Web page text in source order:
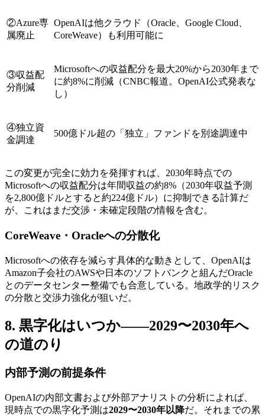
②Azure専
属廃止
OpenAIは他クラウド（Oracle、Google Cloud、
CoreWeave）も利用可能に
③収益配
分削減
Microsoftへの収益配分を最大20%から2030年まで
に約8%に削減（CNBC報道。OpenAI公式発表な
し）
④独立資
金調達
500億ドル超の「独立」ファンドを別途調達中
この変更が完全に効力を発揮すれば、2030年時点での
Microsoftへの収益配分は年間収益の約8%（2030年収益予測
を2,800億ドルとすると約224億ドル）に抑制できる計算だ
が、これはまだ交渉・未確定段階の情報を含む。
CoreWeave・Oracleへの分散化
Microsoftへの依存を減らす具体的な動きとして、OpenAIは
Amazon子会社のAWSや日本のソフトバンクと組んだOracle
とのデータセンター整備でも合意している。地政学的リスク
の分散と交渉力強化が狙いだ。
8. 黒字化はいつか——2029〜2030年へ
の道のり
内部予測の前提条件
OpenAIの内部文書および外部アナリストの分析によれば、
現時点での黒字化予測は2029〜2030年以降だ。それまでの累